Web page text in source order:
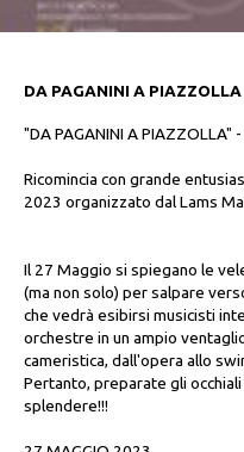
DA PAGANINI A
"DA PAGANINI A
Ricomincia con grande
2023 organizzato dal Lams
Il 27 Maggio si spiegano le
(ma non solo) per salpare
che vedrà esibirsi musicisti
orchestre in un ampio
cameristica, dall'opera allo
Pertanto, preparate gli
splendere!!!